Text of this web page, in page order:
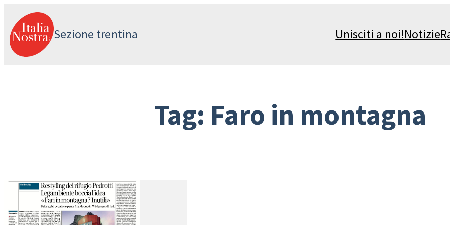
al
contenuto
Sezione trentina Unisciti a noi!Notizie
Tag: Faro in montagna